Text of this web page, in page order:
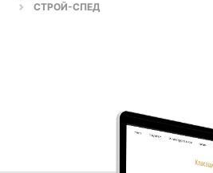
СТРОЙ-СПЕД